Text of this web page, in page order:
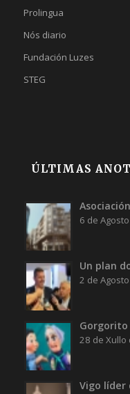
Prolingua
Nós diario
Fundación Luzes
STEG
ÚLTIMAS
6 de
Un plan
2 de
Gorgorito
28 de Xullo
Vigo líder